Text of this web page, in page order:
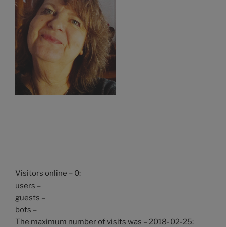
Visitors online – 0:
users –
guests –
bots –
The maximum number of visits was – 2018-02-25: